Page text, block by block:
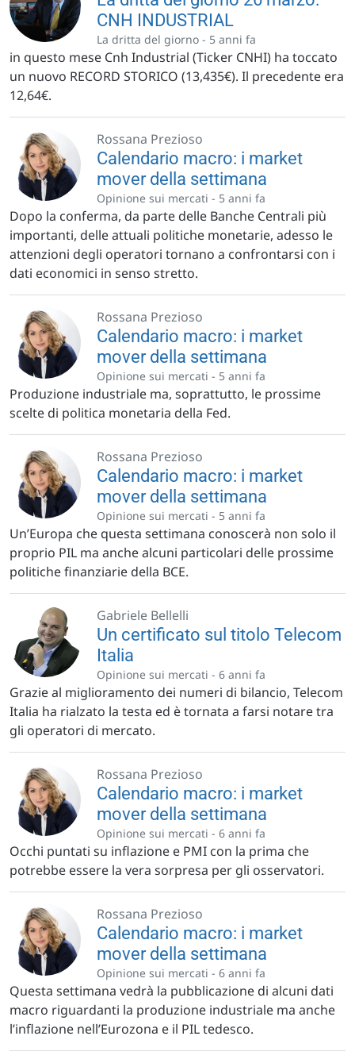
CNH INDUSTRIAL
La dritta del giorno - 5 anni fa
in questo mese Cnh Industrial (Ticker CNHI) ha toccato
un nuovo RECORD STORICO (13,435€). Il precedente era
12,64€.
Rossana Prezioso
Calendario macro: i market
mover della settimana
Opinione sui mercati - 5 anni fa
Dopo la conferma, da parte delle Banche Centrali più
importanti, delle attuali politiche monetarie, adesso le
attenzioni degli operatori tornano a confrontarsi con i
dati economici in senso stretto.
Rossana Prezioso
Calendario macro: i market
mover della settimana
Opinione sui mercati - 5 anni fa
Produzione industriale ma, soprattutto, le prossime
scelte di politica monetaria della Fed.
Rossana Prezioso
Calendario macro: i market
mover della settimana
Opinione sui mercati - 5 anni fa
Un’Europa che questa settimana conoscerà non solo il
proprio PIL ma anche alcuni particolari delle prossime
politiche finanziarie della BCE.
Gabriele Bellelli
Un certificato sul titolo Telecom
Italia
Opinione sui mercati - 6 anni fa
Grazie al miglioramento dei numeri di bilancio, Telecom
Italia ha rialzato la testa ed è tornata a farsi notare tra
gli operatori di mercato.
Rossana Prezioso
Calendario macro: i market
mover della settimana
Opinione sui mercati - 6 anni fa
Occhi puntati su inflazione e PMI con la prima che
potrebbe essere la vera sorpresa per gli osservatori.
Rossana Prezioso
Calendario macro: i market
mover della settimana
Opinione sui mercati - 6 anni fa
Questa settimana vedrà la pubblicazione di alcuni dati
macro riguardanti la produzione industriale ma anche
l’inflazione nell’Eurozona e il PIL tedesco.